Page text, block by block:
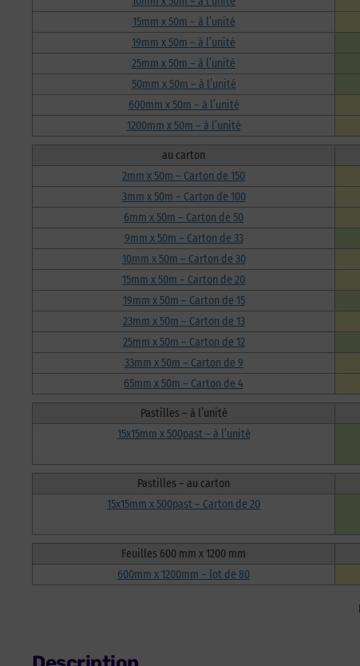
15mm x 50m – à l’unité
19mm x 50m – à l’unité
25mm x 50m – à l’unité
50mm x 50m – à l’unité
600mm x 50m – à l’unité
1200mm x 50m – à l’unité
au carton
2mm x 50m – Carton de 150
3mm x 50m – Carton de 100
6mm x 50m – Carton de 50
9mm x 50m – Carton de 33
10mm x 50m – Carton de 30
15mm x 50m – Carton de 20
19mm x 50m – Carton de 15
23mm x 50m – Carton de 13
25mm x 50m – Carton de 12
33mm x 50m – Carton de 9
65mm x 50m – Carton de 4
Pastilles – à l’unité
15x15mm x 500past – à l’unité
Pastilles – au carton
15x15mm x 500past – Carton de 20
Feuilles 600 mm x 1200 mm
600mm x 1200mm – lot de 80